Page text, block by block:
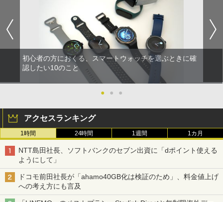
初心者の方におくる、スマートウォッチを選ぶときに確
認したい10のこと
● ● ●
アクセスランキング
1時間 24時間 1週間 1カ月
NTT島田社長、ソフトバンクのセブン出資に「dポイント使える
ようにして」
ドコモ前田社長が「ahamo40GB化は検証のため」、料金値上げ
への考え方にも言及